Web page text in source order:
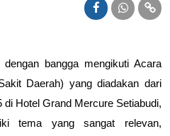
bangga mengikuti Acara
Daerah) yang diadakan dari
di Hotel Grand Mercure Setiabudi,
tema yang sangat relevan,